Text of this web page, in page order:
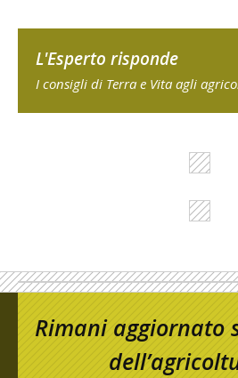
L'Esperto risponde
I consigli di Terra e Vita agli
Rimani aggiornato